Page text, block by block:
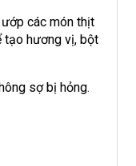
các món thịt
tạo hương vị, bột
sợ bị hỏng.